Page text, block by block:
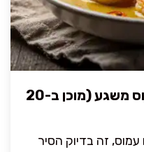
שרימפס בקארי וחלב קוקוס משגע (מוכן ב-20
זה בדיוק הסיר